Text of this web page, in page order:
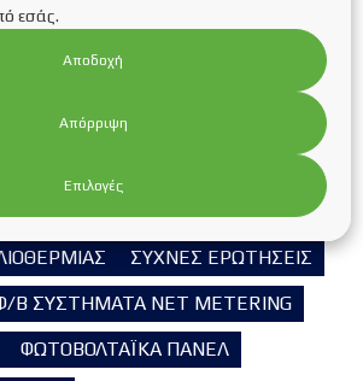
ερωτήσεων
Κουφώματα
Μονωτικά υλικά
Φ/Β ΣΥΣΤΗΜΑΤΑ
ΣΥΧΝΕΣ ΕΡΩΤΗΣΕΙΣ
Β ΣΥΣΤΗΜΑΤΑ NET METERING
ΦΩΤΟΒΟΛΤΑΪΚΑ ΠΑΝΕΛ
εσάς.
Αποδοχή
Απόρριψη
Επιλογές